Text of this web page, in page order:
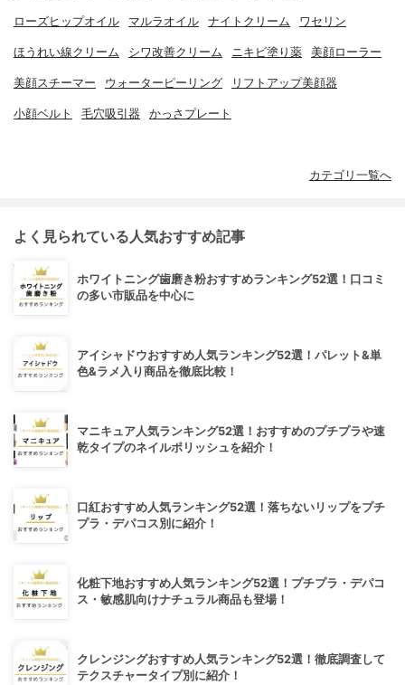
ローズヒップオイル マルラオイル ナイトクリーム ワセリン
ほうれい線クリーム シワ改善クリーム ニキビ塗り薬 美顔ローラー
美顔スチーマー ウォーターピーリング リフトアップ美顔器
小顔ベルト 毛穴吸引器 かっさプレート
カテゴリ一覧へ
よく見られている人気おすすめ記事
ホワイトニング歯磨き粉おすすめランキング52選！口コミ
の多い市販品を中心に
アイシャドウおすすめ人気ランキング52選！パレット&単
色&ラメ入り商品を徹底比較！
マニキュア人気ランキング52選！おすすめのプチプラや速
乾タイプのネイルポリッシュを紹介！
口紅おすすめ人気ランキング52選！落ちないリップをプチ
プラ・デパコス別に紹介！
化粧下地おすすめ人気ランキング52選！プチプラ・デパコ
ス・敏感肌向けナチュラル商品も登場！
クレンジングおすすめ人気ランキング52選！徹底調査して
テクスチャータイプ別に紹介！